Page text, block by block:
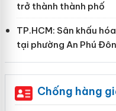
trở thành thành phố
TP.HCM: Sân khấu
tại phường An Phú
Chống hàng